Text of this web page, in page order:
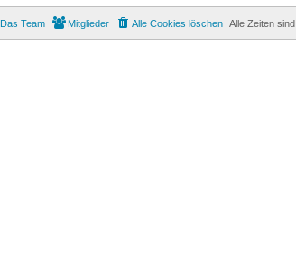
Alle Zeiten sind
Alle Cookies löschen
Mitglieder
Das Team